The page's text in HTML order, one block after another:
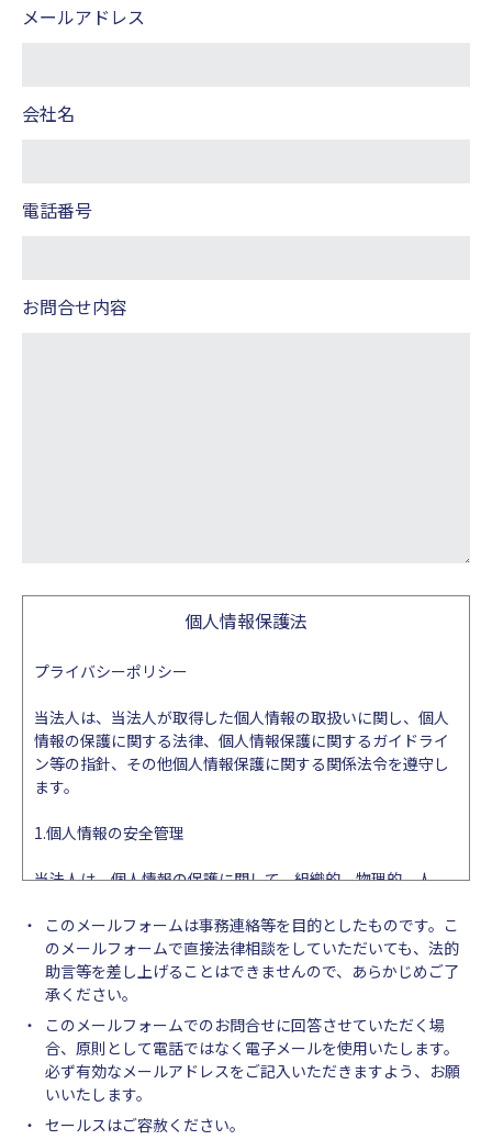
メールアドレス
会社名
電話番号
お問合せ内容
個人情報保護法
プライバシーポリシー
当法人は、当法人が取得した個人情報の取扱いに関し、個人
情報の保護に関する法律、個人情報保護に関するガイドライ
ン等の指針、その他個人情報保護に関する関係法令を遵守し
ます。
1.個人情報の安全管理
当法人は、個人情報の保護に関して、組織的、物理的、人
報の漏えい、滅失又はき損の防止その他の個人情報の安全管
理のために必要かつ適切な措置を講ずるものとします。
2.個人情報の取得等の遵守事項
当法人による個人情報の取得、利用、提供については、以下
の事項を遵守します。
(1)個人情報の取得
このメールフォームは事務連絡等を目的としたものです。こ
のメールフォームで直接法律相談をしていただいても、法的
助言等を差し上げることはできませんので、あらかじめご了
承ください。
このメールフォームでのお問合せに回答させていただく場
合、原則として電話ではなく電子メールを使用いたします。
必ず有効なメールアドレスをご記入いただきますよう、お願
いいたします。
セールスはご容赦ください。